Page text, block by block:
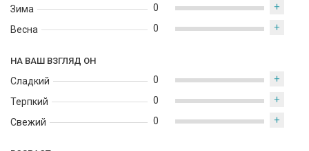
Зима
Весна
0 +
0 +
НА ВАШ ВЗГЛЯД ОН
Сладкий
Терпкий
Свежий
0 +
0 +
0 +